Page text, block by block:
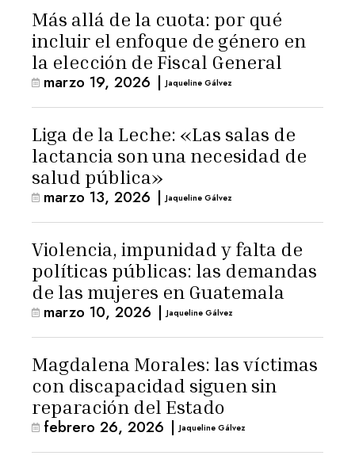
Más allá de la cuota: por qué
incluir el enfoque de género en
la elección de Fiscal General
marzo 19, 2026 | Jaqueline Gálvez
Liga de la Leche: «Las salas de
lactancia son una necesidad de
salud pública»
marzo 13, 2026 | Jaqueline Gálvez
Violencia, impunidad y falta de
políticas públicas: las demandas
de las mujeres en Guatemala
marzo 10, 2026 | Jaqueline Gálvez
Magdalena Morales: las víctimas
con discapacidad siguen sin
reparación del Estado
febrero 26, 2026 | Jaqueline Gálvez